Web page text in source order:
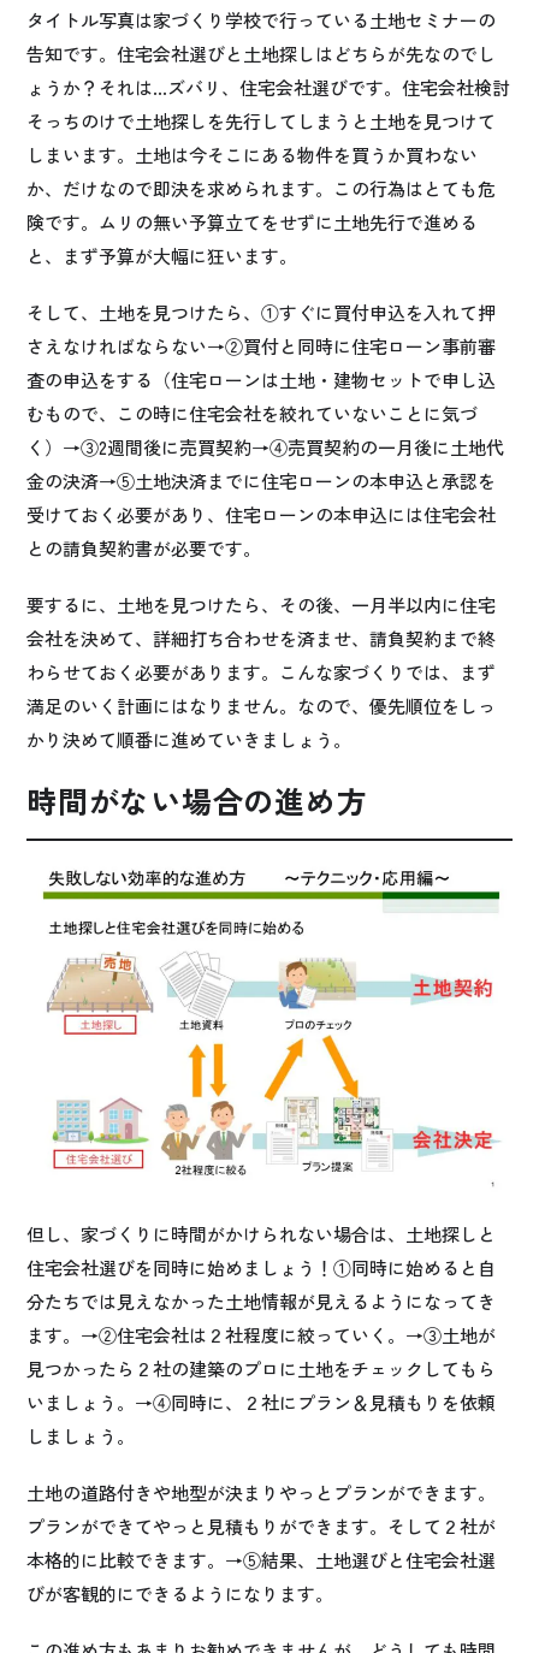
プライバシーポリシー
タイトル写真は家づくり学校で行っている土地セミナーの
告知です。住宅会社選びと土地探しはどちらが先なのでし
ょうか？それは…ズバリ、住宅会社選びです。住宅会社検討
そっちのけで土地探しを先行してしまうと土地を見つけて
しまいます。土地は今そこにある物件を買うか買わない
か、だけなので即決を求められます。この行為はとても危
険です。ムリの無い予算立てをせずに土地先行で進める
と、まず予算が大幅に狂います。
そして、土地を見つけたら、①すぐに買付申込を入れて押
さえなければならない→②買付と同時に住宅ローン事前審
査の申込をする（住宅ローンは土地・建物セットで申し込
むもので、この時に住宅会社を絞れていないことに気づ
く）→③2週間後に売買契約→④売買契約の一月後に土地代
金の決済→⑤土地決済までに住宅ローンの本申込と承認を
受けておく必要があり、住宅ローンの本申込には住宅会社
との請負契約書が必要です。
要するに、土地を見つけたら、その後、一月半以内に住宅
会社を決めて、詳細打ち合わせを済ませ、請負契約まで終
わらせておく必要があります。こんな家づくりでは、まず
満足のいく計画にはなりません。なので、優先順位をしっ
かり決めて順番に進めていきましょう。
時間がない場合の進め方
但し、家づくりに時間がかけられない場合は、土地探しと
住宅会社選びを同時に始めましょう！①同時に始めると自
分たちでは見えなかった土地情報が見えるようになってき
ます。→②住宅会社は２社程度に絞っていく。→③土地が
見つかったら２社の建築のプロに土地をチェックしてもら
いましょう。→④同時に、２社にプラン＆見積もりを依頼
しましょう。
土地の道路付きや地型が決まりやっとプランができます。
プランができてやっと見積もりができます。そして２社が
本格的に比較できます。→⑤結果、土地選びと住宅会社選
びが客観的にできるようになります。